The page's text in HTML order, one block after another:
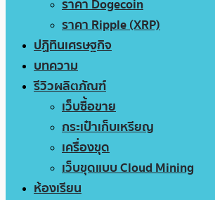
ราคา Dogecoin
ราคา Ripple (XRP)
ปฏิทินเศรษฐกิจ
บทความ
รีวิวผลิตภัณฑ์
เว็บซื้อขาย
กระเป๋าเก็บเหรียญ
เครื่องขุด
เว็บขุดแบบ Cloud Mining
ห้องเรียน